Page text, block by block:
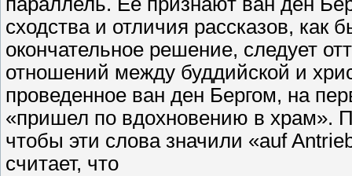
сходства и отличия рассказов,
окончательное решение, следует
отношений между буддийской и
проведенное ван ден Бергом, на
«пришел по вдохновению в храм».
чтобы эти слова значили «auf
считает, что